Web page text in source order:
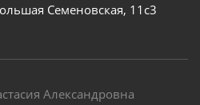
Семеновская, 11с3
Александровна